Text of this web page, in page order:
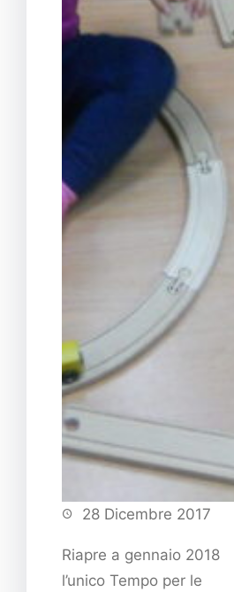
28 Dicembre 2017
Riapre a gennaio 2018
l’unico Tempo per le